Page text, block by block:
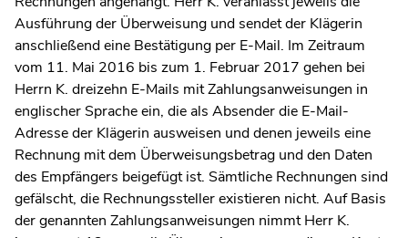
Ausführung der Überweisung und sendet der Klägerin
anschließend eine Bestätigung per E-Mail. Im Zeitraum
vom 11. Mai 2016 bis zum 1. Februar 2017 gehen bei
Herrn K. dreizehn E-Mails mit Zahlungsanweisungen in
englischer Sprache ein, die als Absender die E-Mail-
Adresse der Klägerin ausweisen und denen jeweils eine
Rechnung mit dem Überweisungsbetrag und den Daten
des Empfängers beigefügt ist. Sämtliche Rechnungen sind
gefälscht, die Rechnungssteller existieren nicht. Auf Basis
der genannten Zahlungsanweisungen nimmt Herr K.